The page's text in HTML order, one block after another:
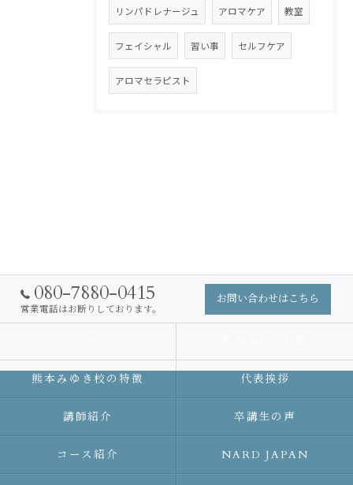
リンパドレナージュ アロマケア 教室
フェイシャル 習い事 セルフケア
アロマセラピスト
080-7880-0415
営業電話はお断りしております。
お問い合わせはこちら
熊本みゆき校の特徴 代表挨拶
講師紹介 卒講生の声
コース紹介 NARD JAPAN